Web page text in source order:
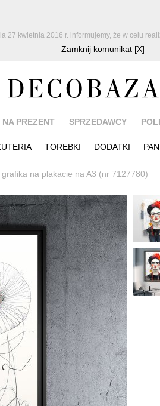
kwietnia 2016 r. informujemy, że w celu
Zamknij komunikat [X]
PREZENT SPRZEDAWCY
TOREBKI DODATKI PAN
na plakacie na A3 (nr 7127780)